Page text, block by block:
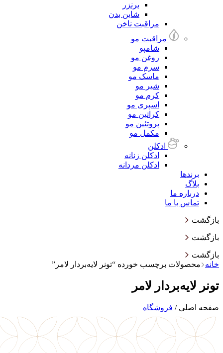
برنزر
شاین بدن
مراقبت ناخن
مراقبت مو
شامپو
روغن مو
سرم مو
ماسک مو
شیر مو
کرم مو
اسپری مو
کراتین مو
پروتئین مو
مکمل مو
ادکلن
ادکلن زنانه
ادکلن مردانه
برندها
بلاگ
درباره ما
تماس با ما
بازگشت
بازگشت
بازگشت
خانه
محصولات برچسب خورده “تونر لایه‌بردار لامر”
تونر لایه‌بردار لامر
صفحه اصلی / فروشگاه